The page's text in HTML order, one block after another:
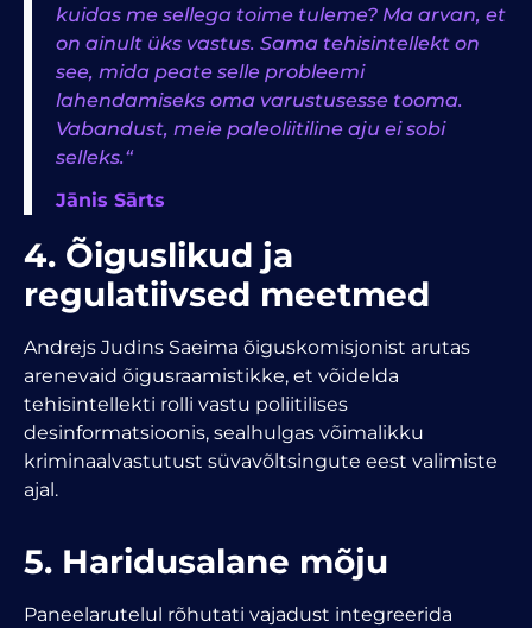
kuidas me sellega toime tuleme? Ma arvan, et
on ainult üks vastus. Sama tehisintellekt on
see, mida peate selle probleemi
lahendamiseks oma varustusesse tooma.
Vabandust, meie paleoliitiline aju ei sobi
selleks.“
Jānis Sārts
4. Õiguslikud ja
regulatiivsed meetmed
Andrejs Judins Saeima õiguskomisjonist arutas
arenevaid õigusraamistikke, et võidelda
tehisintellekti rolli vastu poliitilises
desinformatsioonis, sealhulgas võimalikku
kriminaalvastutust süvavõltsingute eest valimiste
ajal.
5. Haridusalane mõju
Paneelarutelul rõhutati vajadust integreerida